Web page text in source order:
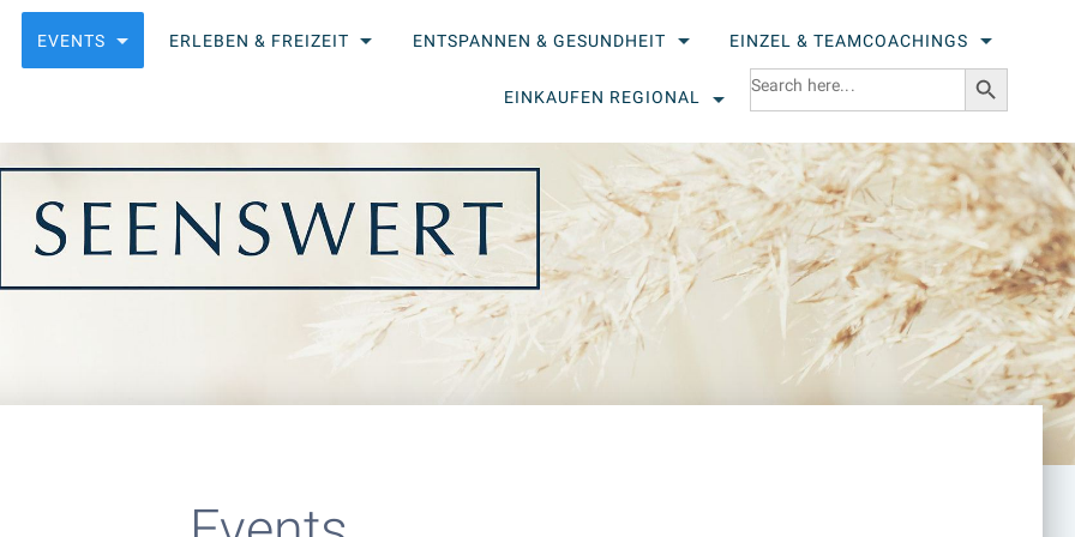
EVENTS ERLEBEN & FREIZEIT ENTSPANNEN & GESUNDHEIT EINZEL & TEAMCOACHINGS
EINKAUFEN REGIONAL
Search
for:
Search Button